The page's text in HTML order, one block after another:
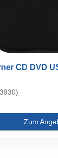
CD DVD
Zum